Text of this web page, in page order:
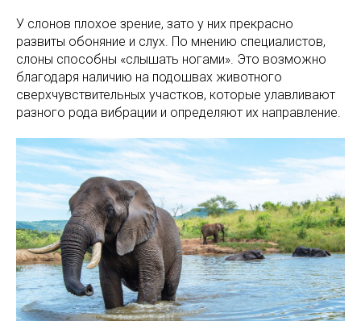
У слонов плохое зрение, зато у них прекрасно
развиты обоняние и слух. По мнению специалистов,
слоны способны «слышать ногами». Это возможно
благодаря наличию на подошвах животного
сверхчувствительных участков, которые улавливают
разного рода вибрации и определяют их направление.